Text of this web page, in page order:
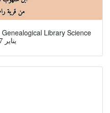
يناير 2017